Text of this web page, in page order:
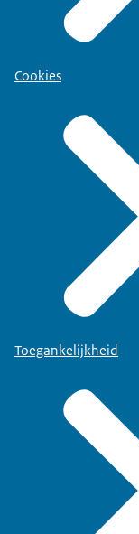
Cookies
Toegankelijkheid